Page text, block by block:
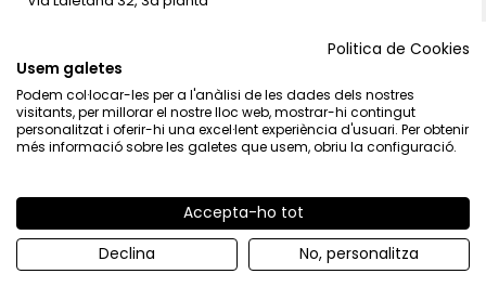
RdP Informe de Conjuntura CCOC
10 de September, 2025
Via Laietana 32, 3a planta
Politica de Cookies
Usem galetes
Podem col·locar-les per a l'anàlisi de les dades dels nostres
visitants, per millorar el nostre lloc web, mostrar-hi contingut
personalitzat i oferir-hi una excel·lent experiència d'usuari. Per obtenir
més informació sobre les galetes que usem, obriu la configuració.
Accepta-ho tot
Declina
No, personalitza